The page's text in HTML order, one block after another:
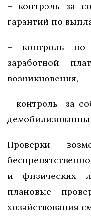
– контроль за
гарантий по
– контроль по
заработной
возникновения,
– контроль за
Проверки
и физических
плановые
хозяйствования